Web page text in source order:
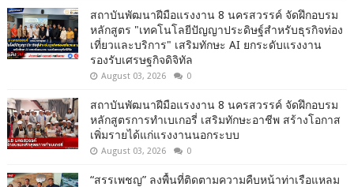
สถาบันพัฒนาฝีมือแรงงาน 8 นครสวรรค์ จัดฝึกอบรม
หลักสูตร "เทคโนโลยีปัญญาประดิษฐ์สำหรับธุรกิจท่อง
เที่ยวและบริการ" เสริมทักษะ AI ยกระดับแรงงาน
รองรับเศรษฐกิจดิจิทัล
August 03, 2026 0
สถาบันพัฒนาฝีมือแรงงาน 8 นครสวรรค์ จัดฝึกอบรม
หลักสูตรการทำเบเกอรี่ เสริมทักษะอาชีพ สร้างโอกาส
เพิ่มรายได้แก่แรงงานนอกระบบ
August 03, 2026 0
“สรรเพชญ” ลงพื้นที่ติดตามความคืบหน้าท่าเรือแหลม